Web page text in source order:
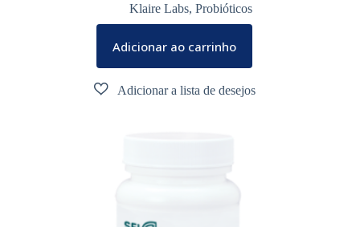
Klaire Labs, Probióticos
Adicionar ao carrinho